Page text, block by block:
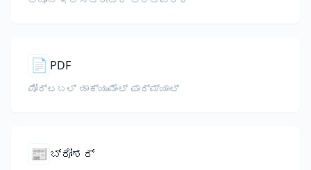
📄 PDF
ಪೋರ್ಟಬಲ್ ಡಾಕ್ಯುಮೆಂಟ್ ಫಾರ್ಮ್ಯಾಟ್
📰 ಬ್ರೋಶರ್